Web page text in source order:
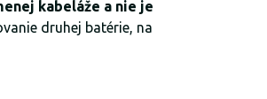
kabeláže a nie je
druhej batérie, na